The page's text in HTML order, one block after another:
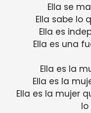
Ella se
Ella sabe lo
Ella es
Ella es una
Ella es la
Ella es la
Ella es la mujer